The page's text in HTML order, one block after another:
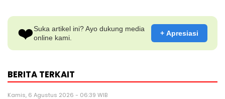
❤️Suka artikel ini? Ayo dukung media
online kami.
+ Apresiasi
BERITA TERKAIT
Kamis, 6 Agustus 2026 - 06:39 WIB